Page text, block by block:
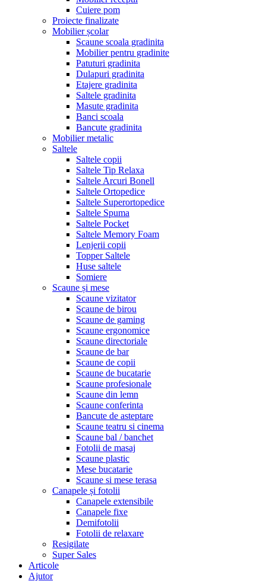
Cuiere pom
Proiecte finalizate
Mobilier școlar
Scaune scoala gradinita
Mobilier pentru gradinite
Patuturi gradinita
Dulapuri gradinita
Etajere gradinita
Saltele gradinita
Masute gradinita
Banci scoala
Bancute gradinita
Mobilier metalic
Saltele
Saltele copii
Saltele Tip Relaxa
Saltele Arcuri Bonell
Saltele Ortopedice
Saltele Superortopedice
Saltele Spuma
Saltele Pocket
Saltele Memory Foam
Lenjerii copii
Topper Saltele
Huse saltele
Somiere
Scaune și mese
Scaune vizitator
Scaune de birou
Scaune de gaming
Scaune ergonomice
Scaune directoriale
Scaune de bar
Scaune de copii
Scaune de bucatarie
Scaune profesionale
Scaune din lemn
Scaune conferinta
Bancute de asteptare
Scaune teatru si cinema
Scaune bal / banchet
Fotolii de masaj
Scaune plastic
Mese bucatarie
Scaune si mese terasa
Canapele și fotolii
Canapele extensibile
Canapele fixe
Demifotolii
Fotolii de relaxare
Resigilate
Super Sales
Articole
Ajutor